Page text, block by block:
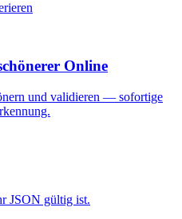
Online
und validieren — sofortige
JSON gültig ist.